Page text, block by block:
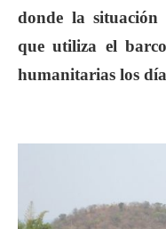
donde la
que utiliza el
humanitarias los